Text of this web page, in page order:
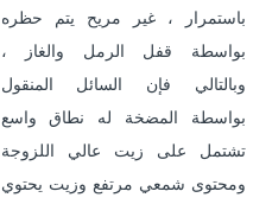
باستمرار ، غير مريح
يتم حظره
بواسطة قفل الرمل والغاز ،
وبالتالي فإن السائل المنقول
بواسطة المضخة له نطاق واسع
تشتمل على زيت عالي اللزوجة
ومحتوى شمعي مرتفع وزيت يحتوي